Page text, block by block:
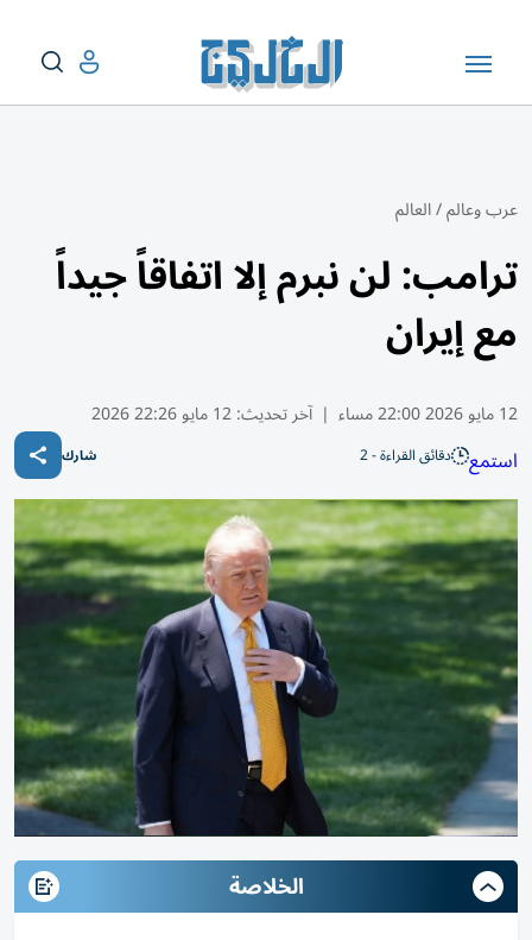
عرب وعالم/العالم
ترامب: لن نبرم إلا اتفاقاً جيداً
مع إيران
12 مايو 2026 22:00 مساء | آخر تحديث:12 مايو 22:26 2026
استمع دقائق القراءة - 2 شارك
الخلاصة